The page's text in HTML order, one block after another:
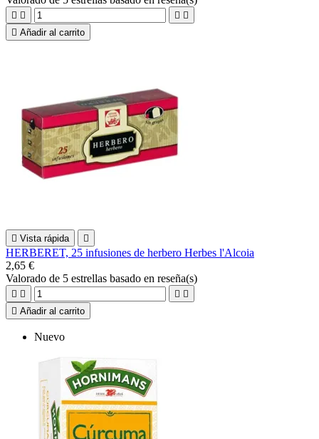
   
 Añadir al carrito
 Vista rápida 
HERBERET, 25 infusiones de herbero Herbes l'Alcoia
2,65 €
Valorado de 5 estrellas basado en reseña(s)
   
 Añadir al carrito
Nuevo